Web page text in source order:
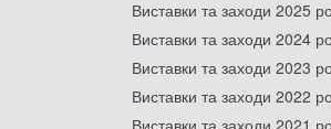
Виставки та заходи 2025
Виставки та заходи 2024
Виставки та заходи 2023
Виставки та заходи 2022
Виставки та заходи 2021